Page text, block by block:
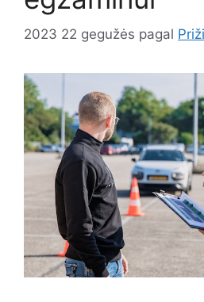
2023 22 gegužės pagal